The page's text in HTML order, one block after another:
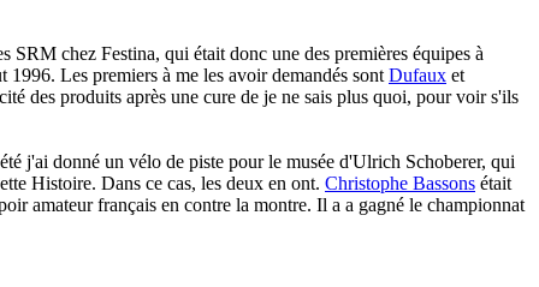
SRM chez Festina, qui était donc une des premières équipes à
Les premiers à me les avoir demandés sont Dufaux et
des produits après une cure de je ne sais plus quoi, pour voir s'ils
j'ai donné un vélo de piste pour le musée d'Ulrich Schoberer, qui
Histoire. Dans ce cas, les deux en ont. Christophe Bassons était
amateur français en contre la montre. Il a a gagné le championnat